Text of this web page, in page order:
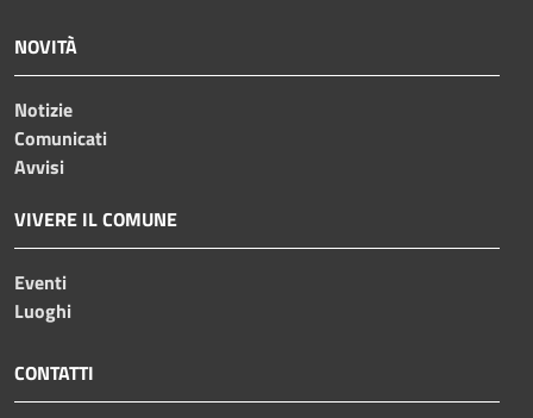
NOVITÀ
Notizie
Comunicati
Avvisi
VIVERE IL COMUNE
Eventi
Luoghi
CONTATTI